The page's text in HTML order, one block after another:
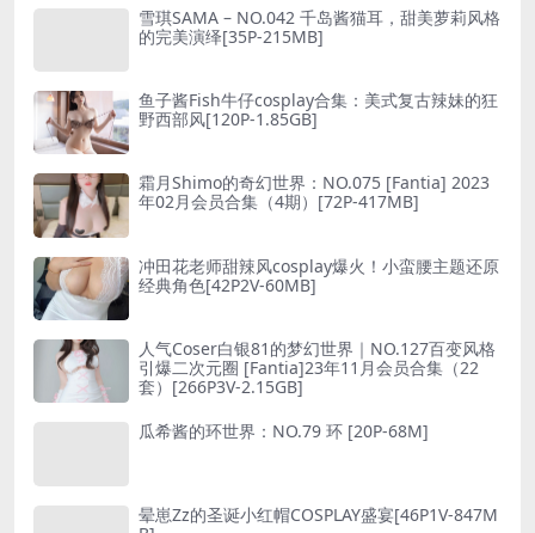
雪琪SAMA – NO.042 千岛酱猫耳，甜美萝莉风格
的完美演绎[35P-215MB]
鱼子酱Fish牛仔cosplay合集：美式复古辣妹的狂
野西部风[120P-1.85GB]
霜月Shimo的奇幻世界：NO.075 [Fantia] 2023
年02月会员合集（4期）[72P-417MB]
冲田花老师甜辣风cosplay爆火！小蛮腰主题还原
经典角色[42P2V-60MB]
人气Coser白银81的梦幻世界｜NO.127百变风格
引爆二次元圈 [Fantia]23年11月会员合集（22
套）[266P3V-2.15GB]
瓜希酱的环世界：NO.79 环 [20P-68M]
晕崽Zz的圣诞小红帽COSPLAY盛宴[46P1V-847M